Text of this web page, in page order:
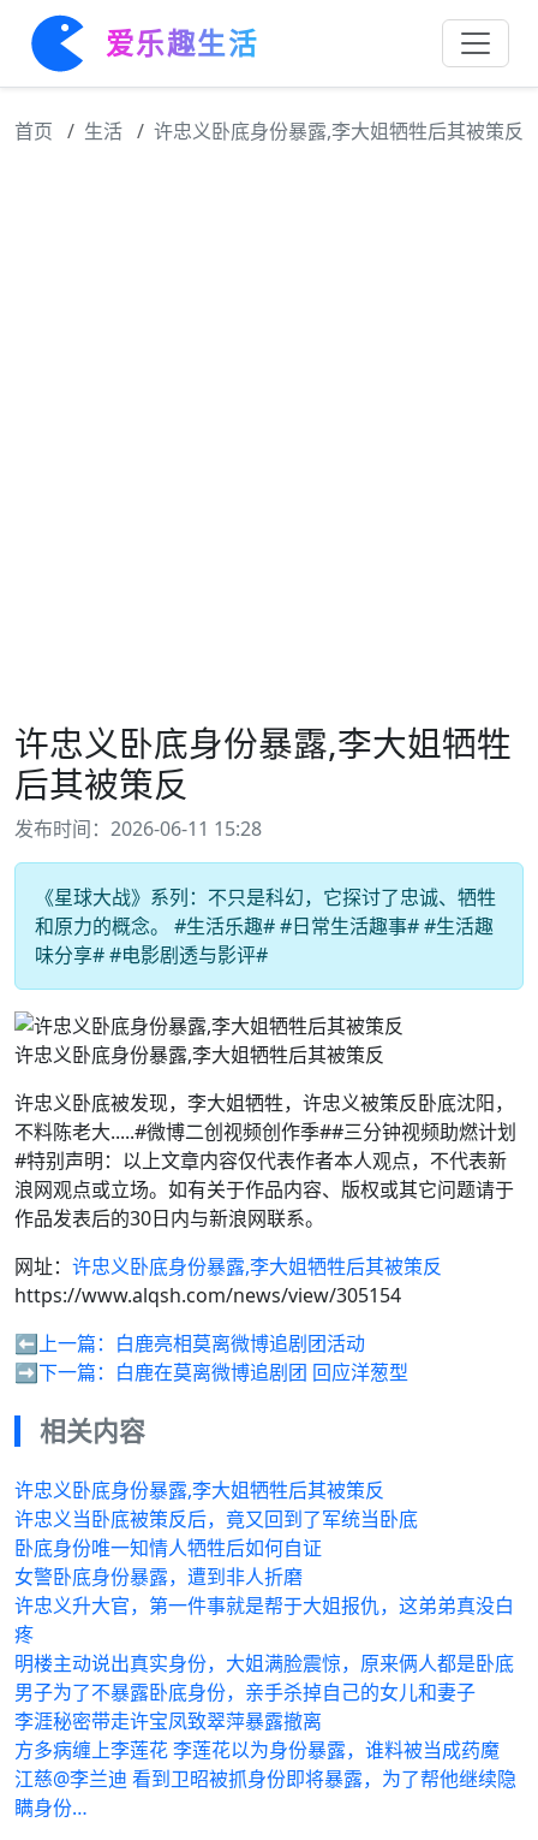
爱乐趣生活
首页 生活 许忠义卧底身份暴露,李大姐牺牲后其被策反
许忠义卧底身份暴露,李大姐牺牲
后其被策反
发布时间：2026-06-11 15:28
《星球大战》系列：不只是科幻，它探讨了忠诚、牺牲
和原力的概念。 #生活乐趣# #日常生活趣事# #生活趣
味分享# #电影剧透与影评#
许忠义卧底身份暴露,李大姐牺牲后其被策反
许忠义卧底被发现，李大姐牺牲，许忠义被策反卧底沈阳，
不料陈老大.....#微博二创视频创作季##三分钟视频助燃计划
#特别声明：以上文章内容仅代表作者本人观点，不代表新
浪网观点或立场。如有关于作品内容、版权或其它问题请于
作品发表后的30日内与新浪网联系。
网址： 许忠义卧底身份暴露,李大姐牺牲后其被策反
https://www.alqsh.com/news/view/305154
⬅️上一篇： 白鹿亮相莫离微博追剧团活动
➡️下一篇： 白鹿在莫离微博追剧团 回应洋葱型
相关内容
许忠义卧底身份暴露,李大姐牺牲后其被策反
许忠义当卧底被策反后，竟又回到了军统当卧底
卧底身份唯一知情人牺牲后如何自证
女警卧底身份暴露，遭到非人折磨
许忠义升大官，第一件事就是帮于大姐报仇，这弟弟真没白
疼
明楼主动说出真实身份，大姐满脸震惊，原来俩人都是卧底
男子为了不暴露卧底身份，亲手杀掉自己的女儿和妻子
李涯秘密带走许宝凤致翠萍暴露撤离
方多病缠上李莲花 李莲花以为身份暴露，谁料被当成药魔
江慈@李兰迪 看到卫昭被抓身份即将暴露，为了帮他继续隐
瞒身份…